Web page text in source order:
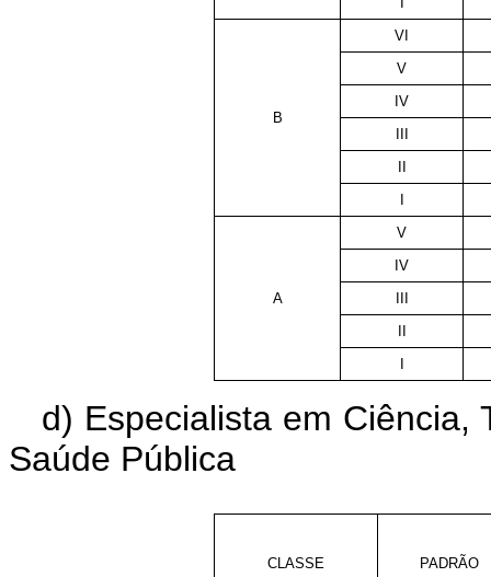
B
VI
V
IV
A
V
IV
d) Especialista em Ciência,
Saúde Pública
CLASSE PADRÃO